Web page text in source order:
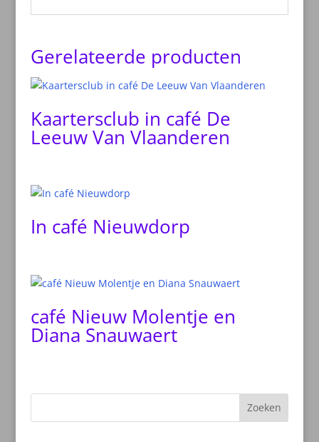
Gerelateerde producten
Kaartersclub in café De
Leeuw Van Vlaanderen
In café Nieuwdorp
café Nieuw Molentje en
Diana Snauwaert
Zoeken